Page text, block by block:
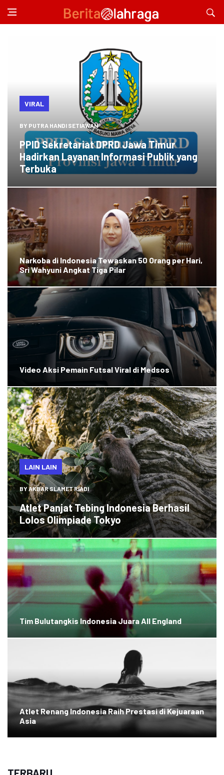
VIRAL
BY PUTRA HANDI SETIAWAN
PPID Sekretariat DPRD Jawa Timur
Hadirkan Layanan Informasi Publik yang
Terbuka
Narkoba di Indonesia Tewaskan 50 Orang per Hari,
Sri Wahyuni Angkat Tiga Pilar
Video Aksi Pemain Futsal Viral di Medsos
LAIN LAIN
BYAKBAR SLAMET RIADI
Atlet Panjat Tebing Indonesia Berhasil
Lolos Olimpiade Tokyo
Tim Bulutangkis Indonesia Juara All England
Atlet Renang Indonesia Raih Prestasi di Kejuaraan
Asia